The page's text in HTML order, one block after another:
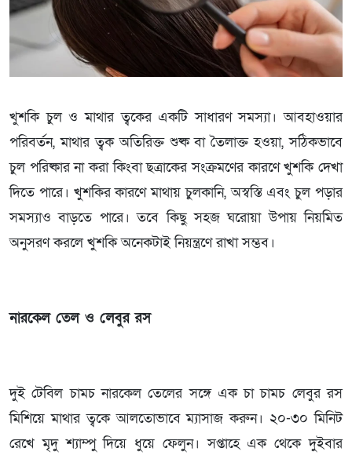
খুশকি চুল ও মাথার ত্বকের একটি সাধারণ সমস্যা। আবহাওয়ার
পরিবর্তন, মাথার ত্বক অতিরিক্ত শুষ্ক বা তৈলাক্ত হওয়া, সঠিকভাবে
চুল পরিষ্কার না করা কিংবা ছত্রাকের সংক্রমণের কারণে খুশকি দেখা
দিতে পারে। খুশকির কারণে মাথায় চুলকানি, অস্বস্তি এবং চুল পড়ার
সমস্যাও বাড়তে পারে। তবে কিছু সহজ ঘরোয়া উপায় নিয়মিত
অনুসরণ করলে খুশকি অনেকটাই নিয়ন্ত্রণে রাখা সম্ভব।
নারকেল তেল ও লেবুর রস
দুই টেবিল চামচ নারকেল তেলের সঙ্গে এক চা চামচ লেবুর রস
মিশিয়ে মাথার ত্বকে আলতোভাবে ম্যাসাজ করুন। ২০-৩০ মিনিট
রেখে মৃদু শ্যাম্পু দিয়ে ধুয়ে ফেলুন। সপ্তাহে এক থেকে দুইবার